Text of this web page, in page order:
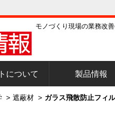
モノづくり現場の業務改
について 製品情報
> 遮蔽材 > ガラス飛散防止フィ